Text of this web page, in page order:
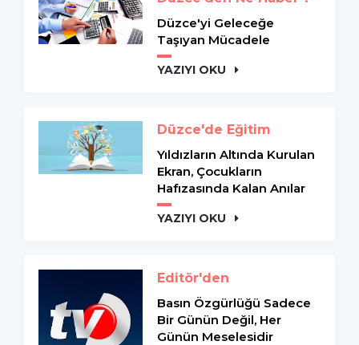
Düzce'yi Geleceğe
Taşıyan Mücadele
YAZIYI OKU
Düzce'de Eğitim
Yıldızların Altında Kurulan
Ekran, Çocukların
Hafızasında Kalan Anılar
YAZIYI OKU
Editör'den
Basın Özgürlüğü Sadece
Bir Günün Değil, Her
Günün Meselesidir